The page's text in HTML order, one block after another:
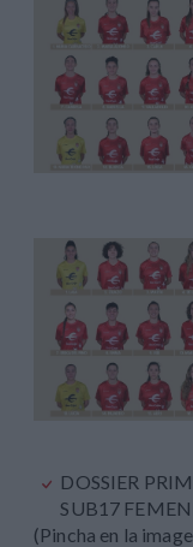
DOSSIER
SUB17
(Pincha en la